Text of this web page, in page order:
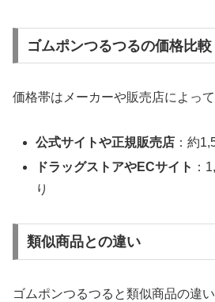
ゴムポンつるつるの価格比較
価格帯はメーカーや販売店によって
公式サイトや正規販売店 ：約
ドラッグストアやECサイト ：
り
類似商品との違い
ゴムポンつるつると類似商品の違